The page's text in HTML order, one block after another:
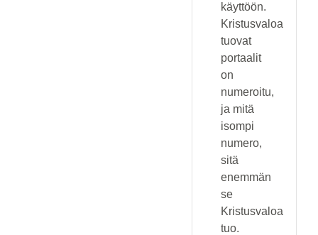
käyttöön.
Kristusvaloa
tuovat
portaalit
on
numeroitu,
ja mitä
isompi
numero,
sitä
enemmän
se
Kristusvaloa
tuo.